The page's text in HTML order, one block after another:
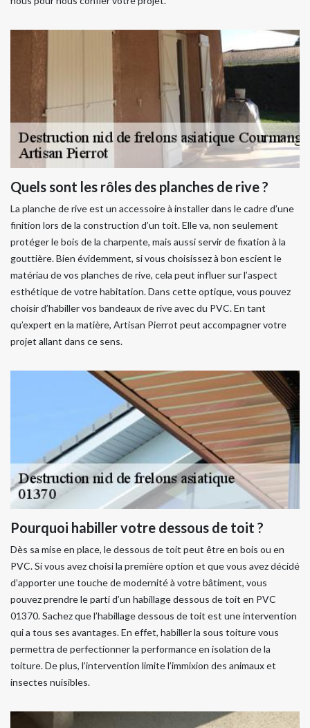
Quels sont les rôles des planches de rive ?
La planche de rive est un accessoire à installer dans le cadre d’une
finition lors de la construction d’un toit. Elle va, non seulement
protéger le bois de la charpente, mais aussi servir de fixation à la
gouttière. Bien évidemment, si vous choisissez à bon escient le
matériau de vos planches de rive, cela peut influer sur l’aspect
esthétique de votre habitation. Dans cette optique, vous pouvez
choisir d’habiller vos bandeaux de rive avec du PVC. En tant
qu’expert en la matière, Artisan Pierrot peut accompagner votre
projet allant dans ce sens.
Pourquoi habiller votre dessous de toit ?
Dès sa mise en place, le dessous de toit peut être en bois ou en
PVC. Si vous avez choisi la première option et que vous avez décidé
d’apporter une touche de modernité à votre bâtiment, vous
pouvez prendre le parti d’un habillage dessous de toit en PVC
01370. Sachez que l’habillage dessous de toit est une intervention
qui a tous ses avantages. En effet, habiller la sous toiture vous
permettra de perfectionner la performance en isolation de la
toiture. De plus, l’intervention limite l’immixion des animaux et
insectes nuisibles.